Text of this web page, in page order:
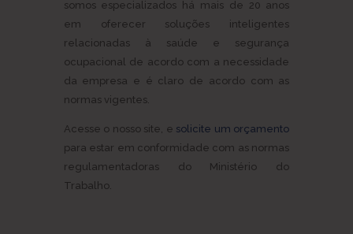
somos especializados há mais de 20 anos
em oferecer soluções inteligentes
relacionadas à saúde e segurança
ocupacional de acordo com a necessidade
da empresa e é claro de acordo com as
normas vigentes.
Acesse o nosso site, e solicite um orçamento
para estar em conformidade com as normas
regulamentadoras do Ministério do
Trabalho.